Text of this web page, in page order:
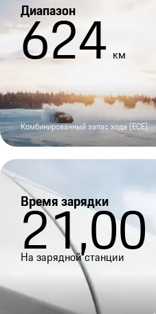
Диапазон
624 км
Комбинированный запас хода (ECE)
Время зарядки
21,00
На зарядной станции